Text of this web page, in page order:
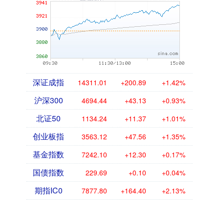
深证成指 14311.01 +200.89 +1.42%
沪深300 4694.44 +43.13 +0.93%
北证50 1134.24 +11.37 +1.01%
创业板指 3563.12 +47.56 +1.35%
基金指数 7242.10 +12.30 +0.17%
国债指数 229.69 +0.10 +0.04%
期指IC0 7877.80 +164.40 +2.13%